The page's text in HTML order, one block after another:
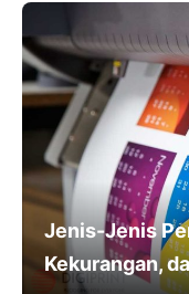
Jenis-Jenis
Kekurangan,